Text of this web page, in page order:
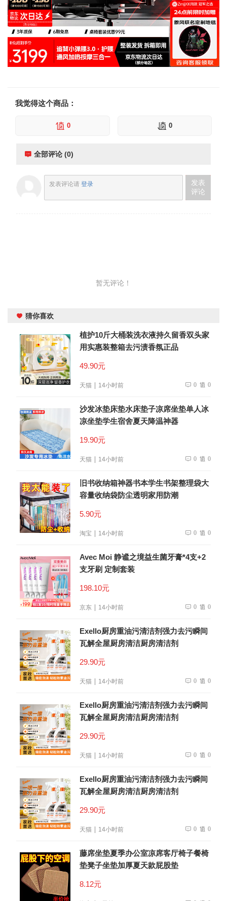
我觉得这个商品：
0 0
全部评论 (0)
发表评论请 登录
发表
评论
暂无评论！
猜你喜欢
植护10斤大桶装洗衣液持久留香双头家
用实惠装整箱去污渍香氛正品
49.90元
天猫 14小时前 0 0
沙发冰垫床垫水床垫子凉席坐垫单人冰
凉坐垫学生宿舍夏天降温神器
19.90元
天猫 14小时前 0 0
旧书收纳箱神器书本学生书架整理袋大
容量收纳袋防尘透明家用防潮
5.90元
淘宝 14小时前 0 0
Avec Moi 静谧之境益生菌牙膏*4支+2
支牙刷 定制套装
198.10元
京东 14小时前 0 0
Exello厨房重油污清洁剂强力去污瞬间
瓦解全屋厨房清洁厨房清洁剂
29.90元
天猫 14小时前 0 0
Exello厨房重油污清洁剂强力去污瞬间
瓦解全屋厨房清洁厨房清洁剂
29.90元
天猫 14小时前 0 0
Exello厨房重油污清洁剂强力去污瞬间
瓦解全屋厨房清洁厨房清洁剂
29.90元
天猫 14小时前 0 0
藤席坐垫夏季办公室凉席客厅椅子餐椅
垫凳子坐垫加厚夏天款屁股垫
8.12元